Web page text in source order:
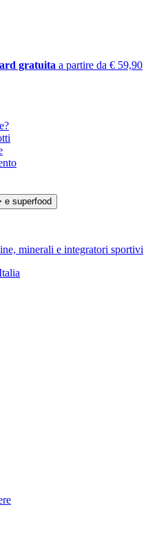
gratuita a partire da € 59,90
minerali e integratori sportivi